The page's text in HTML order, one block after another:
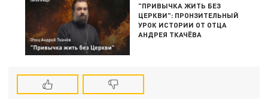
"ПРИВЫЧКА ЖИТЬ БЕЗ
ЦЕРКВИ": ПРОНЗИТЕЛЬНЫЙ
УРОК ИСТОРИИ ОТ ОТЦА
АНДРЕЯ ТКАЧЁВА